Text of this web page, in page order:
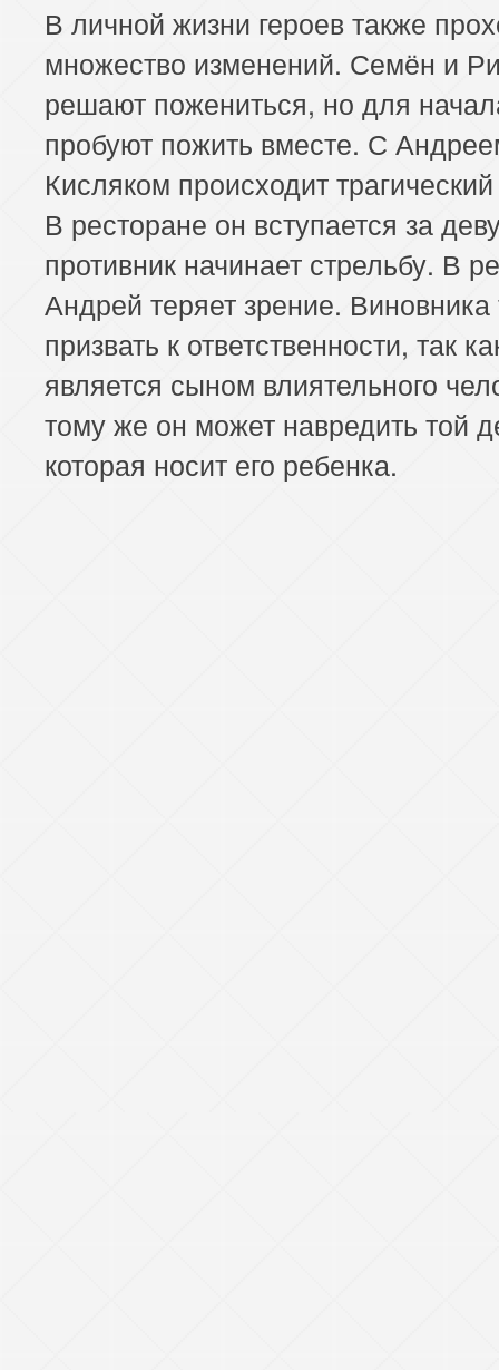
В личной жизни героев также
множество изменений. Семён и
решают пожениться, но для
пробуют пожить вместе. С
Кисляком происходит
В ресторане он вступается за
противник начинает стрельбу. В
Андрей теряет зрение. Виновника
призвать к ответственности, так
является сыном влиятельного
тому же он может навредить той
которая носит его ребенка.